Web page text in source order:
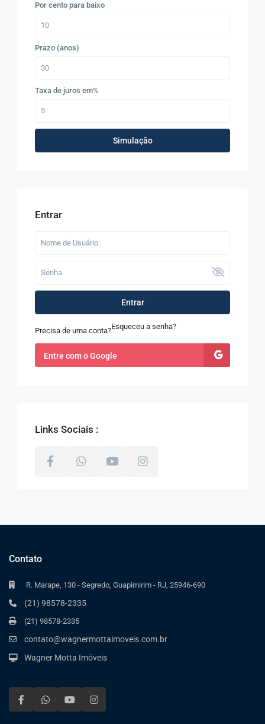
Por cento para baixo
Prazo (anos)
Taxa de juros em%
Simulação
Entrar
Entrar
Precisa de uma conta?Esqueceu a senha?
Entre com o Google
Links Sociais :
Contato
R. Marape, 130 - Segredo, Guapimirim - RJ, 25946-690
(21) 98578-2335
(21) 98578-2335
contato@wagnermottaimoveis.com.br
Wagner Motta Imóveis